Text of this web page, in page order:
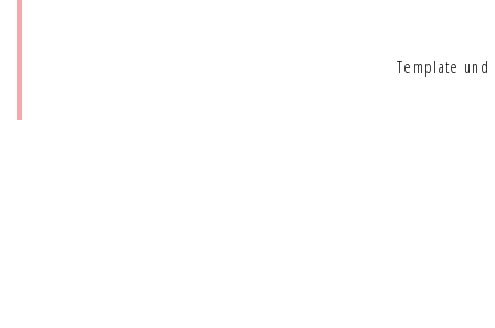
Template